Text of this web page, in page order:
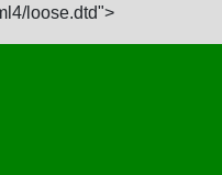
loose.dtd">